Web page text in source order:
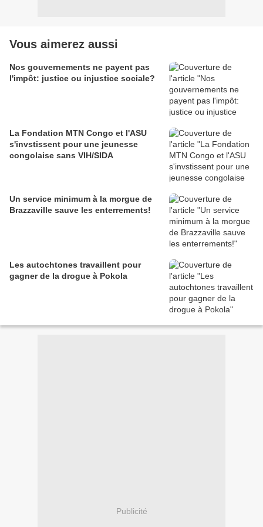
Vous aimerez aussi
Nos gouvernements ne payent pas
l'impôt: justice ou injustice sociale?
La Fondation MTN Congo et l'ASU
s'invstissent pour une jeunesse
congolaise sans VIH/SIDA
Un service minimum à la morgue de
Brazzaville sauve les enterrements!
Les autochtones travaillent pour
gagner de la drogue à Pokola
Publicité